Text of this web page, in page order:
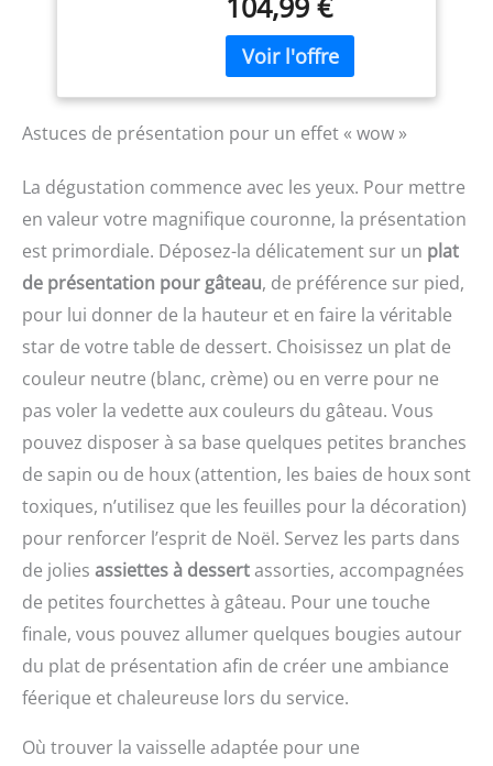
et un crochet pétrinpour
les brioches et les pâtes
brisées. FACILE À
RANGER : Sa taille
compacte facilite le
rangement - idéal pour
comptoir au placard.
RÉPARABLE PENDANT 15
ANS À UN PRIX
RAISONNABLE : Nous
faire réparer votre
produit dans notre
réseau de 6 200 centres
de réparation dans le
monde entier pour qu'il
dure plus longtemps.
parfaitement à toutes les
cuisines - sataillen'est
pas plus grande qu'une
feuille de papier A4.
FACILE À UTILISER : Un
seul bouton facile à
utiliser pour 12 vitesses
pulsepour répondre à
tous vos besoins en
matière de pâtisserie.
S'ADAPTE ATOUS VOS
BESOINS EN PÂTISSERIE :
3 outils essentiels - un
fouet pour les œufs, un
batteur pour les gâteaux
et un crochet pétrinpour
les brioches et les pâtes
brisées. FACILE À
RANGER : Sa taille
compacte facilite le
rangement - idéal pour
toute cuisine, du
comptoir au placard.
RÉPARABLE PENDANT 15
RAISONNABLE : Nous
vous recommandons de
faire réparer votre
réseau de 6 200 centres
monde entier pour qu'il
Astuces de présentation pour un effet « wow »
La dégustation commence avec les yeux. Pour mettre
en valeur votre magnifique couronne, la présentation
est primordiale. Déposez-la délicatement sur un plat
de présentation pour gâteau, de préférence sur pied,
pour lui donner de la hauteur et en faire la véritable
star de votre table de dessert. Choisissez un plat de
couleur neutre (blanc, crème) ou en verre pour ne
pas voler la vedette aux couleurs du gâteau. Vous
pouvez disposer à sa base quelques petites branches
de sapin ou de houx (attention, les baies de houx sont
toxiques, n’utilisez que les feuilles pour la décoration)
pour renforcer l’esprit de Noël. Servez les parts dans
de jolies assiettes à dessertassorties, accompagnées
de petites fourchettes à gâteau. Pour une touche
finale, vous pouvez allumer quelques bougies autour
du plat de présentation afin de créer une ambiance
féerique et chaleureuse lors du service.
Où trouver la vaisselle adaptée pour une